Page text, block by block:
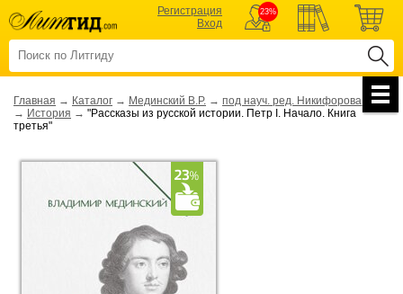
Регистрация
Вход
23%
Главная → Каталог → Мединский В.Р. → под науч. ред. Никифорова Ю.А.
→ История → "Рассказы из русской истории. Петр I. Начало. Книга
третья"